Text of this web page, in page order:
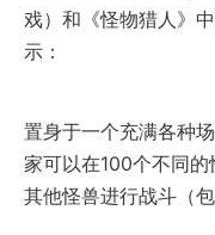
戏）和《怪物猎人》
示：
置身于一个充满各种
家可以在100个不同
其他怪兽进行战斗（包